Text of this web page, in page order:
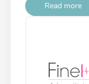
Read more